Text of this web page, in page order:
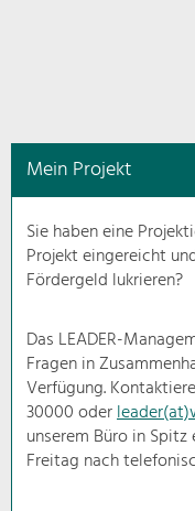
Mein Projekt
Sie haben eine
Projekt eingereicht
Fördergeld lukrieren?
Das LEADER-
Fragen in
Verfügung.
30000 oder
unserem Büro in
Freitag nach